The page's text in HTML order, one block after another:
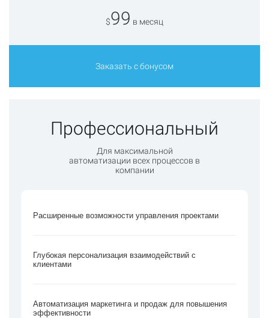
$99 в месяц
Заказать с бонусом
Профессиональный
Для максимальной
автоматизации всех процессов в
компании
Расширенные возможности управления проектами
Глубокая персонализация взаимодействий с
клиентами
Автоматизация маркетинга и продаж для повышения
эффективности